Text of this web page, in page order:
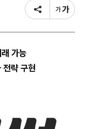
가능
전략 구현